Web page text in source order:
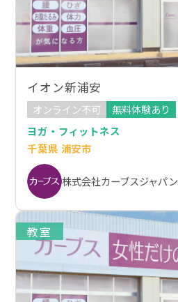
イオン新浦安
オンライン不可
無料体験あり
ヨガ・フィットネス
千葉県 浦安市
株式会社カーブスジャパン
教室